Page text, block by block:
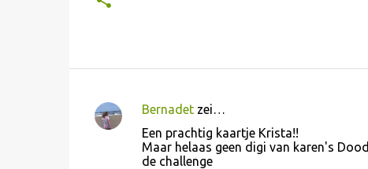
R
Bernadetzei…
Een prachtig kaartje Krista!!
Maar helaas geen digi van karen's
de challenge